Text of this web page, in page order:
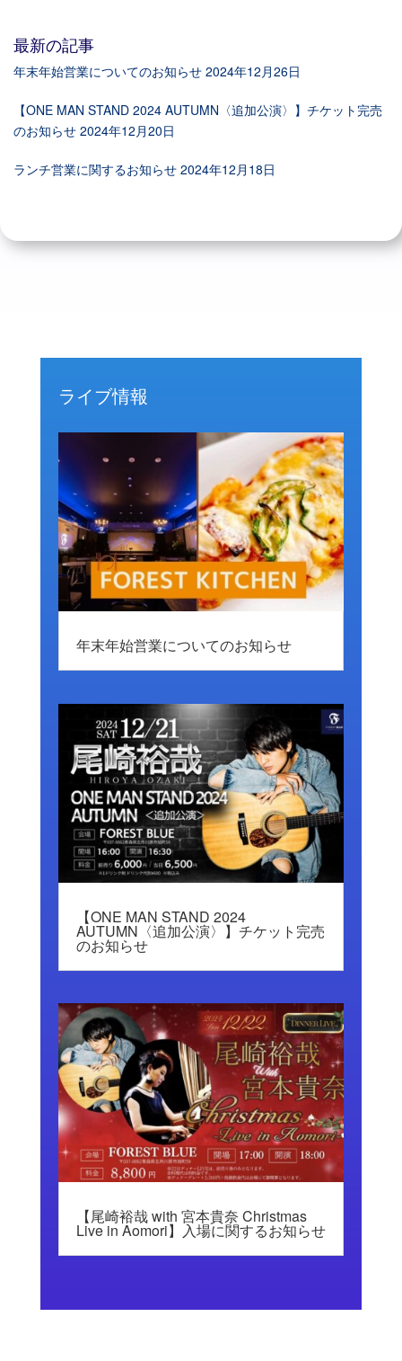
最新の記事
年末年始営業についてのお知らせ 2024年12月26日
【ONE MAN STAND 2024 AUTUMN〈追加公演〉】チケット完売
のお知らせ 2024年12月20日
ランチ営業に関するお知らせ 2024年12月18日
ライブ情報
年末年始営業についてのお知らせ
【ONE MAN STAND 2024
AUTUMN〈追加公演〉】チケット完売
のお知らせ
【尾崎裕哉 with 宮本貴奈 Christmas
Live in Aomori】入場に関するお知らせ